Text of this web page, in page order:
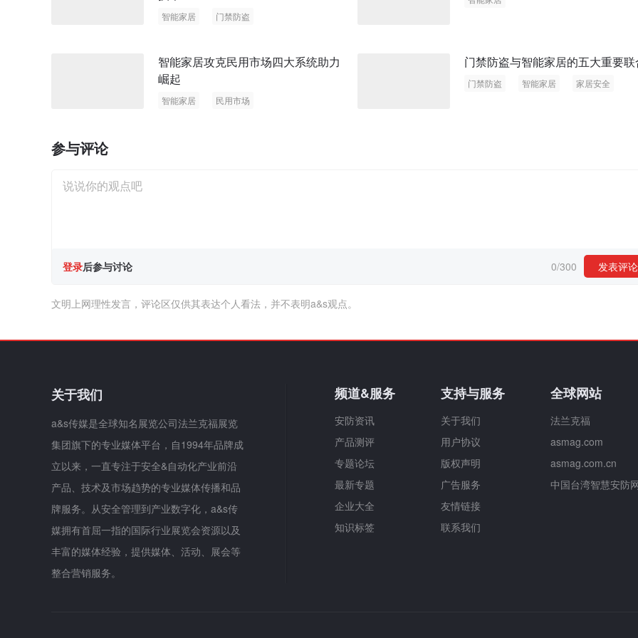
智能家居 门禁防盗
智能家居攻克民用市场四大系统助力
崛起
智能家居 民用市场
门禁防盗与智能家居的五大重要
门禁防盗 智能家居
家居安全
参与评论
登录后参与讨论 0/300 发表评论
文明上网理性发言，评论区仅供其表达个人看法，并不表明a&s观点。
关于我们
a&s传媒是全球知名展览公司法兰克福展览
集团旗下的专业媒体平台，自1994年品牌成
立以来，一直专注于安全&自动化产业前沿
产品、技术及市场趋势的专业媒体传播和品
牌服务。从安全管理到产业数字化，a&s传
媒拥有首屈一指的国际行业展览会资源以及
丰富的媒体经验，提供媒体、活动、展会等
整合营销服务。
频道&服务
安防资讯
产品测评
专题论坛
最新专题
企业大全
知识标签
支持与服务
关于我们
用户协议
版权声明
广告服务
友情链接
联系我们
全球网站
法兰克福
asmag.com
asmag.com.cn
中国台湾智慧安防